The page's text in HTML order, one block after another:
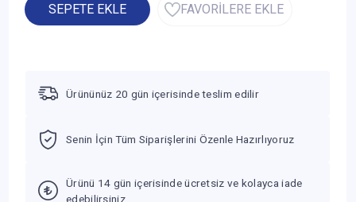
SEPETE EKLE FAVORİLERE EKLE
Ürününüz 20 gün içerisinde teslim edilir
Senin İçin Tüm Siparişlerini Özenle Hazırlıyoruz
Ürünü 14 gün içerisinde ücretsiz ve kolayca iade
edebilirsiniz.